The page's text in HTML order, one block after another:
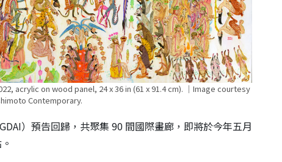
acrylic on wood panel, 24 x 36 in (61 x 91.4 cm). ｜Image courtesy
Contemporary.
）預告回歸，共聚集 90 間國際畫廊，即將於今年五月